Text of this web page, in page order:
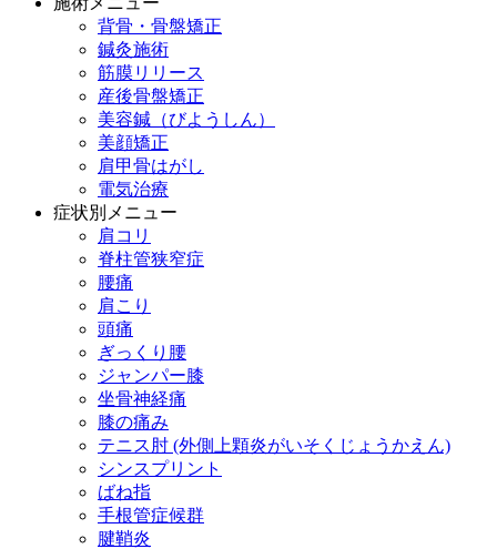
背骨・骨盤矯正
鍼灸施術
筋膜リリース
産後骨盤矯正
美容鍼（びようしん）
美顔矯正
肩甲骨はがし
電気治療
症状別メニュー
肩コリ
脊柱管狭窄症
腰痛
肩こり
頭痛
ぎっくり腰
ジャンパー膝
坐骨神経痛
膝の痛み
テニス肘 (外側上顆炎がいそくじょうかえん)
シンスプリント
ばね指
手根管症候群
腱鞘炎